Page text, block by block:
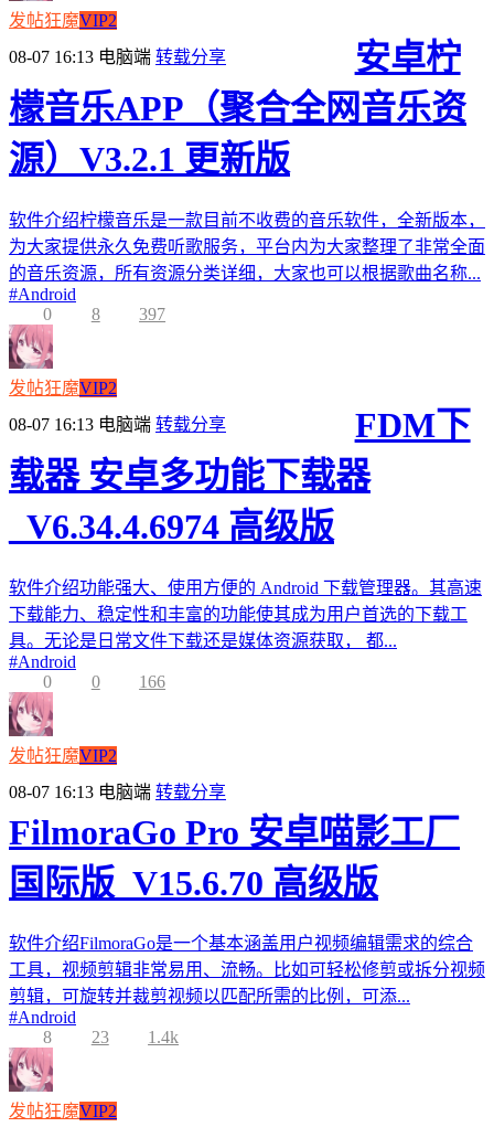
发帖狂魔VIP2
08-07 16:13 电脑端 转载分享
安卓柠
檬音乐APP（聚合全网音乐资
源）V3.2.1 更新版
软件介绍柠檬音乐是一款目前不收费的音乐软件，全新版本，
为大家提供永久免费听歌服务，平台内为大家整理了非常全面
的音乐资源，所有资源分类详细，大家也可以根据歌曲名称...
#Android
0
8 397
发帖狂魔VIP2
08-07 16:13 电脑端 转载分享
FDM下
载器 安卓多功能下载器
_V6.34.4.6974 高级版
软件介绍功能强大、使用方便的 Android 下载管理器。其高速
下载能力、稳定性和丰富的功能使其成为用户首选的下载工
具。无论是日常文件下载还是媒体资源获取， 都...
#Android
0
0 166
发帖狂魔VIP2
08-07 16:13 电脑端 转载分享
FilmoraGo Pro 安卓喵影工厂
国际版_V15.6.70 高级版
软件介绍FilmoraGo是一个基本涵盖用户视频编辑需求的综合
工具，视频剪辑非常易用、流畅。比如可轻松修剪或拆分视频
剪辑，可旋转并裁剪视频以匹配所需的比例，可添...
#Android
8
23 1.4k
发帖狂魔VIP2